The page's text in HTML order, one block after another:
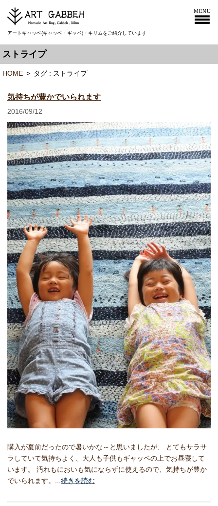
アートギャッベ(ギャッベ・ギャベ)・キリムをご紹介しています
ストライプ
HOME > タグ : ストライプ
気持ちが豊かでいられます
2016/09/12
購入が夏前だったので暑いかな～と思いましたが、 とてもサラサ
ラしていて気持ちよく、大人も子供もギャッベの上でお昼寝して
います。 汚れもにおいも気にならずに使えるので、気持ちが豊か
でいられます。... 続きを読む